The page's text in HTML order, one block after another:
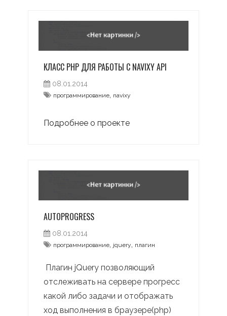
КЛАСС PHP ДЛЯ РАБОТЫ С NAVIXY API
08.01.2014
программирование, navixy
Подробнее о проекте
AUTOPROGRESS
08.01.2014
программирование, jquery, плагин
Плагин jQuery позволяющий
отслеживать на сервере прогресс
какой либо задачи и отображать
ход выполнения в браузере(php)